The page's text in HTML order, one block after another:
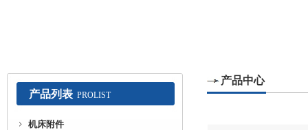
常州赛默工具有限公司
产品列表 PROLIST
机床附件
产品中心